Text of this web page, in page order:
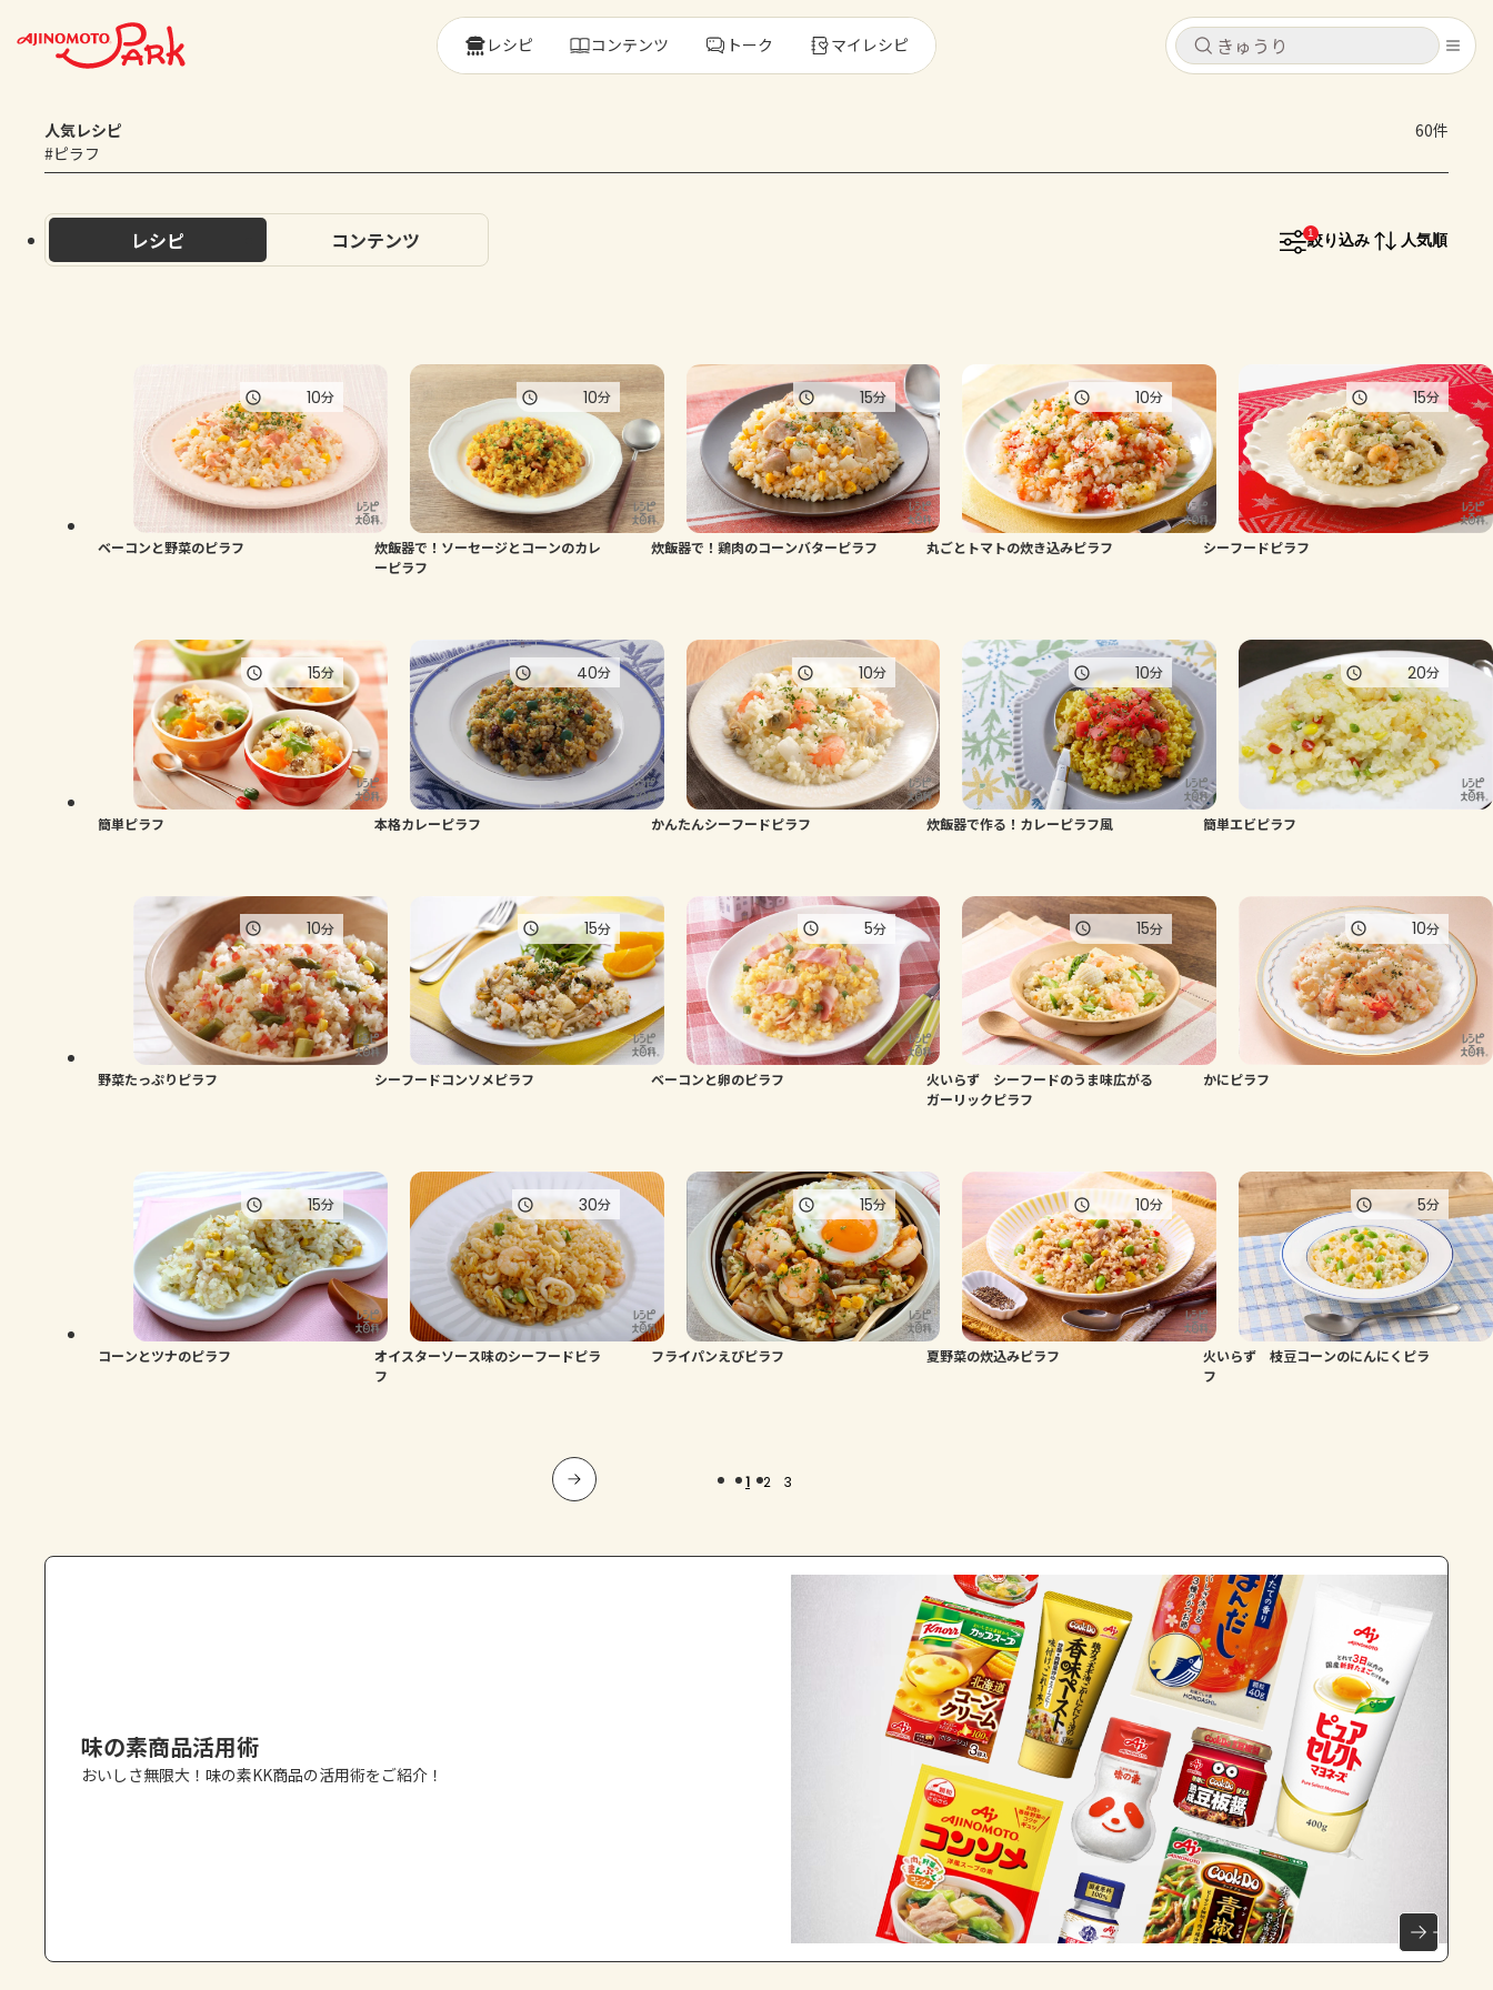
キャンセル
レシピ
トーク
よくあるお問い合わせ
AJINOMOTO PARK とは
キャンセル
レシピ コンテンツ トーク マイレシピ
人気レシピ
60件
#ピラフ
レシピ コンテンツ 1
絞り込み 人気順
ベーコンと野菜のピラフ
10分
炊飯器で！ソーセージとコーンのカレ
ーピラフ
10分
炊飯器で！鶏肉のコーンバターピラフ
15分
丸ごとトマトの炊き込みピラフ
10分
シーフードピラフ
15分
簡単ピラフ
15分
本格カレーピラフ
40分
かんたんシーフードピラフ
10分
炊飯器で作る！カレーピラフ風
10分
簡単エビピラフ
20分
野菜たっぷりピラフ
10分
シーフードコンソメピラフ
15分
ベーコンと卵のピラフ
5分
火いらず シーフードのうま味広がる
ガーリックピラフ
15分
かにピラフ
10分
コーンとツナのピラフ
15分
オイスターソース味のシーフードピラ
フ
30分
フライパンえびピラフ
15分
夏野菜の炊込みピラフ
10分
火いらず 枝豆コーンのにんにくピラ
フ
5分
1 2 3
味の素商品活用術
おいしさ無限大！味の素KK商品の活用術をご紹介！